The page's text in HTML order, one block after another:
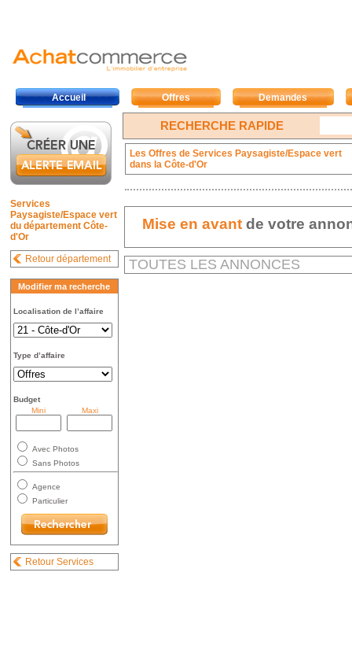
Accueil Offres Demandes
Services
Paysagiste/Espace vert
du département Côte-
d'Or
Retour département
Modifier ma recherche
Localisation de l’affaire
Type d’affaire
Budget
Mini
Maxi
Avec Photos
Sans Photos
Agence
Particulier
Retour Services
RECHERCHE RAPIDE
Les Offres de Services Paysagiste/Espace vert
dans la Côte-d'Or
Mise en avant de votre
TOUTES LES ANNONCES